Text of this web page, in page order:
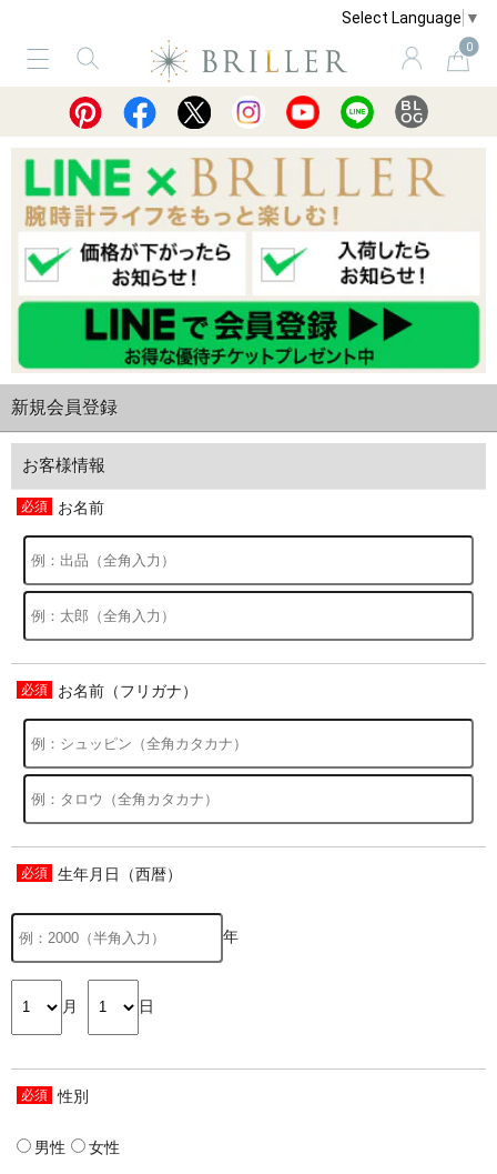
Select Language ▼
0
サービス ショッピングガイド 買取
新規会員登録
お客様情報
お名前
お名前（フリガナ）
生年月日（西暦）
年
月 日
性別
男性 女性